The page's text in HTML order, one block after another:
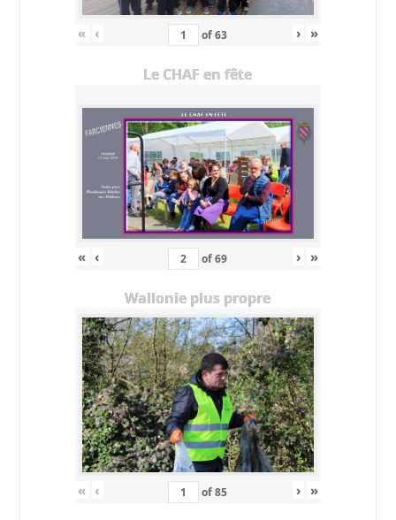
« ‹ of63 › »
Le CHAF en fête
« ‹ of69 › »
Wallonie plus propre
« ‹ of85 › »